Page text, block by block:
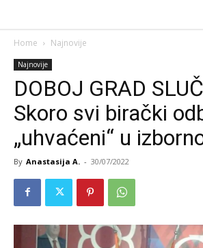
Home Najnovije
Najnovije
DOBOJ GRAD
Skoro svi birački
„uhvaćeni“ u
By Anastasija A. - 30/07/2022